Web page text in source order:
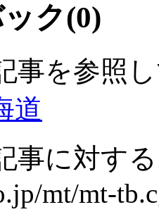
ク(0)
事を参照
道
事に対す
mt/mt-